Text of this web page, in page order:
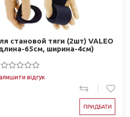
становой тяги (2шт) VALEO
65см, ширина-4см)
відгук
ПРИДБАТИ